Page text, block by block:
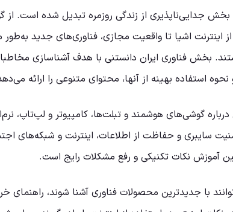
بخش جدایی‌ناپذیری از زندگی روزمره تبدیل شده است.
اینترنت اشیا تا واقعیت مجازی، فناوری‌های جدید
بخش فناوری ایران دانستنی با هدف آشناسازی
استفاده بهینه از آنها، محتوای متنوعی را ارائه
گوشی‌های هوشمند و تبلت‌ها، کامپیوتر و لپ‌تاپ،
سایبری و حفاظت از اطلاعات، اینترنت و شبکه‌های
آموزش نکات تکنیکی و رفع مشکلات رایج است.
با جدیدترین محصولات فناوری آشنا شوند، راهنمای